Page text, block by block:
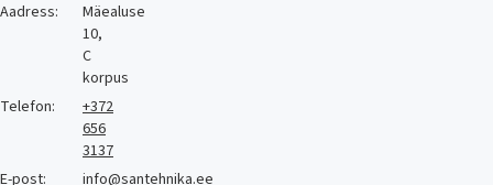
Aadress:
Mäealuse
10,
C
korpus
Telefon:
+372
656
3137
E-post:
info@santehnika.ee